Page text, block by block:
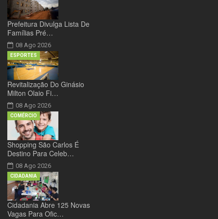
Prefeitura Divulga Lista De
Famílias Pré…
08 Ago 2026
Revitalização Do Ginásio
Milton Olaio Fi…
08 Ago 2026
ESPORTES
Shopping São Carlos É
Destino Para Celeb…
08 Ago 2026
COMÉRCIO
Cidadania Abre 125 Novas
Vagas Para Ofic…
CIDADANIA